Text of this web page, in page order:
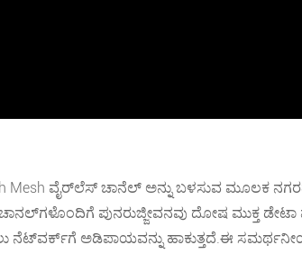
Mesh ವೈರ್‌ಲೆಸ್ ಚಾನೆಲ್ ಅನ್ನು ಬಳಸುವ ಮೂಲಕ
ಚಾನಲ್‌ಗಳೊಂದಿಗೆ ಪುನರುಜ್ಜೀವನವು ದೋಷ ಮುಕ್ತ
ಅಡಿಪಾಯವನ್ನು ಹಾಕುತ್ತದೆ.ಈ ಸಮರ್ಥನೀಯ